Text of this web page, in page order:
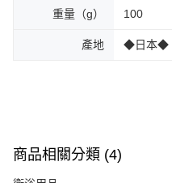
重量（g） 100
產地 ◆日本◆
商品相關分類 (4)